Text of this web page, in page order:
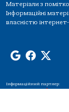
Матеріали з
Інформаційні
власністю
Інформаційний партнер: